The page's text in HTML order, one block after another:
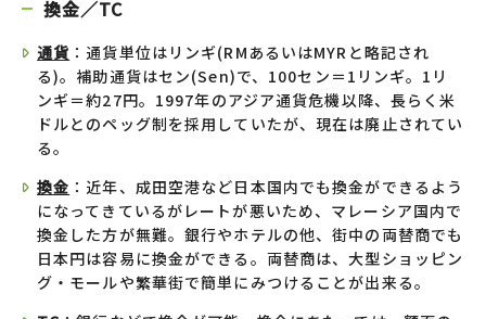
換金／TC
通貨 ：通貨単位はリンギ(RMあるいはMYRと略記され
る)。補助通貨はセン(Sen)で、100セン＝1リンギ。1リ
ンギ＝約27円。1997年のアジア通貨危機以降、長らく米
ドルとのペッグ制を採用していたが、現在は廃止されてい
る。
換金 ：近年、成田空港など日本国内でも換金ができるよう
になってきているがレートが悪いため、マレーシア国内で
換金した方が無難。銀行やホテルの他、街中の両替商でも
日本円は容易に換金ができる。両替商は、大型ショッピン
グ・モールや繁華街で簡単にみつけることが出来る。